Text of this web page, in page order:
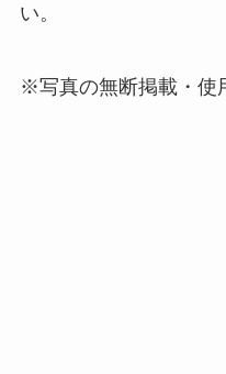
い。
※写真の無断掲載・使